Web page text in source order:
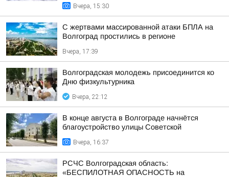
Вчера, 15:30
С жертвами массированной атаки БПЛА на
Волгоград простились в регионе
Вчера, 17:39
Волгоградская молодежь присоединится ко
Дню физкультурника
Вчера, 22:12
В конце августа в Волгограде начнётся
благоустройство улицы Советской
Вчера, 16:37
РСЧС Волгоградская область:
«БЕСПИЛОТНАЯ ОПАСНОСТЬ на